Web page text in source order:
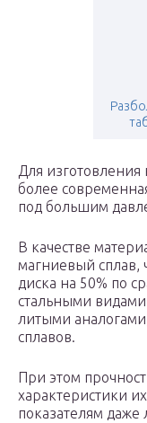
Для
более
под большим
В качестве
магниевый сплав,
диска на 50% по
стальными
литыми
сплавов.
При этом
характеристики
показателям даже